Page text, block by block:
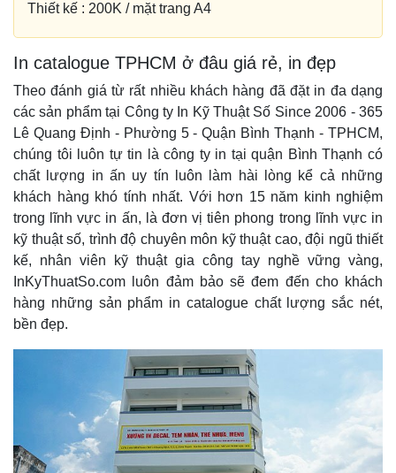
Thiết kế : 200K / mặt trang A4
In catalogue TPHCM ở đâu giá rẻ, in đẹp
Theo đánh giá từ rất nhiều khách hàng đã đặt in đa dạng
các sản phẩm tại Công ty In Kỹ Thuật Số Since 2006 - 365
Lê Quang Định - Phường 5 - Quận Bình Thạnh - TPHCM,
chúng tôi luôn tự tin là công ty in tại quận Bình Thạnh có
chất lượng in ấn uy tín luôn làm hài lòng kể cả những
khách hàng khó tính nhất. Với hơn 15 năm kinh nghiệm
trong lĩnh vực in ấn, là đơn vị tiên phong trong lĩnh vực in
kỹ thuật số, trình độ chuyên môn kỹ thuật cao, đội ngũ thiết
kế, nhân viên kỹ thuật gia công tay nghề vững vàng,
InKyThuatSo.com luôn đảm bảo sẽ đem đến cho khách
hàng những sản phẩm in catalogue chất lượng sắc nét,
bền đẹp.